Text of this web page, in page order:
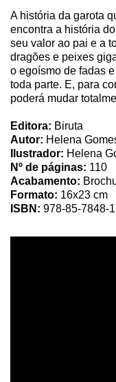
A história da garota
encontra a história
seu valor ao pai e a
dragões e peixes
o egoísmo de fadas
toda parte. E, para
poderá mudar
Editora: Biruta
Autor: Helena
Ilustrador: Helena
Nº de páginas: 110
Acabamento:
Formato: 16x23 cm
ISBN: 978-